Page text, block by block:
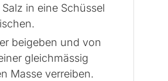
in eine Schüssel
beigeben und von
gleichmässig
Masse verreiben.